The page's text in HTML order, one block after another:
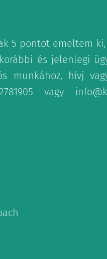
5 pontot emeltem
és jelenlegi
munkához, hívj
vagy